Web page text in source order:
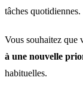
tâches quotidiennes.
Vous souhaitez que
à une nouvelle
habituelles.